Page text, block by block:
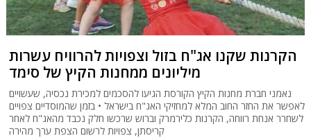
הקרנות שקנו אג"ח בזול וצפויות להרוויח עשרות
מיליונים ממחנות הקיץ של סימד
נאמני חברת מחנות הקיץ הקורסת הגיעו להסכמים למכירת נכסיה, שעשויים
לאפשר את החזר החוב המלא למחזיקי האג"ח בישראל • בזמן שהמוסדיים צפויים
לשחרר אנחת רווחה, הקרנות כלירמרק וברוש שרכשו חלק נכבד מהאג"ח לאחר
קריסתן, צפויות לרשום הצפת ערך מהירה